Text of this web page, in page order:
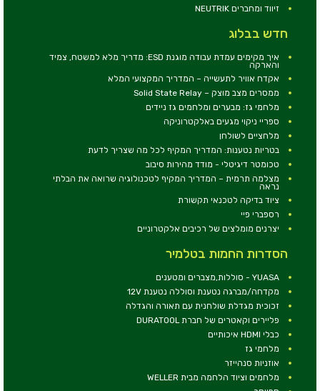
זיווד ומחברים NEUTRIK
חדש בבלוג
איך מקימים עמדת עבודה מוגנת ESD: מדריך מלא למשטח, צמיד
והארקה
אקדח אוויר לתעשייה – המדריך המקצועי המלא
ממסרים מצב מוצק – Solid State Relay
מלחמי גז: מבערים ומלחמים גז ניידים
ספריי ניקוי מגעים באלקטרוניקה
מלחציים לשולחן
בטריות נטענות: המדריך המקיף לכל מה שצריך לדעת
טכומטר דיגיטלי - מודד מהירות סיבוב
מצלמה תרמית – המדריך המקיף לטכנולוגיה שרואה את הבלתי
נראה
ציוד בדיקה לטכנאי תקשורת
רספברי פיי
יצרנים מומלצים של רכיבים אלקטרוניים
הסדרות החמות בטלמיר
YUASA - סוללות,מצברים ומטענים
מקדחה/מברגה נטענת וסוללה נטענת 12V
זכוכית מגדלת שולחנית עם תאורה והגדלה
פליירים וקאטרים של חברת DURATOOL
כבלי HDMI איכותיים
מלחמי גז
אוזניות סנהייזר
מלחמים וציוד הלחמה מבית WELLER